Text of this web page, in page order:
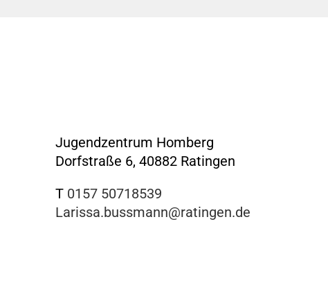
Jugendzentrum Homberg
Dorfstraße 6, 40882 Ratingen
T 0157 50718539
Larissa.bussmann@ratingen.de